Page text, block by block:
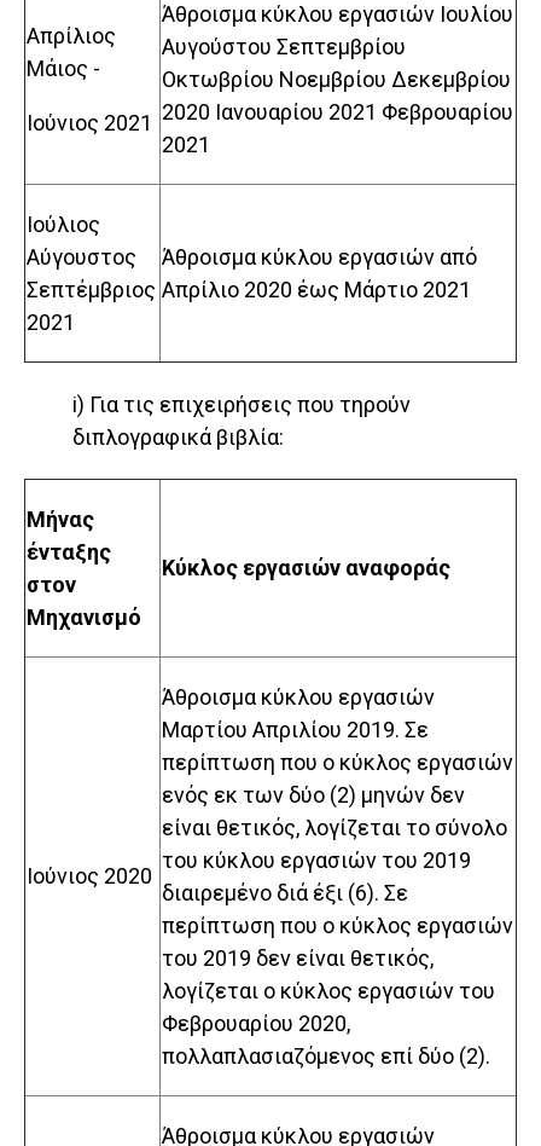
Απρίλιος
Μάιος -
Ιούνιος 2021
Άθροισμα κύκλου εργασιών Ιουλίου
Αυγούστου Σεπτεμβρίου
Οκτωβρίου Νοεμβρίου Δεκεμβρίου
2020 Ιανουαρίου 2021 Φεβρουαρίου
2021
Ιούλιος
Αύγουστος
Σεπτέμβριος
2021
Άθροισμα κύκλου εργασιών από
Απρίλιο 2020 έως Μάρτιο 2021
i) Για τις επιχειρήσεις που τηρούν
διπλογραφικά βιβλία:
Μήνας
ένταξης
στον
Μηχανισμό
Κύκλος εργασιών αναφοράς
Ιούνιος 2020
Άθροισμα κύκλου εργασιών
Μαρτίου Απριλίου 2019. Σε
περίπτωση που ο κύκλος εργασιών
ενός εκ των δύο (2) μηνών δεν
είναι θετικός, λογίζεται το σύνολο
του κύκλου εργασιών του 2019
διαιρεμένο διά έξι (6). Σε
περίπτωση που ο κύκλος εργασιών
του 2019 δεν είναι θετικός,
λογίζεται ο κύκλος εργασιών του
Φεβρουαρίου 2020,
πολλαπλασιαζόμενος επί δύο (2).
Άθροισμα κύκλου εργασιών